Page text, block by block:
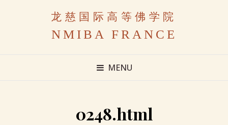
龙慈国际高等佛学院
NMIBA FRANCE
MENU
0248.html